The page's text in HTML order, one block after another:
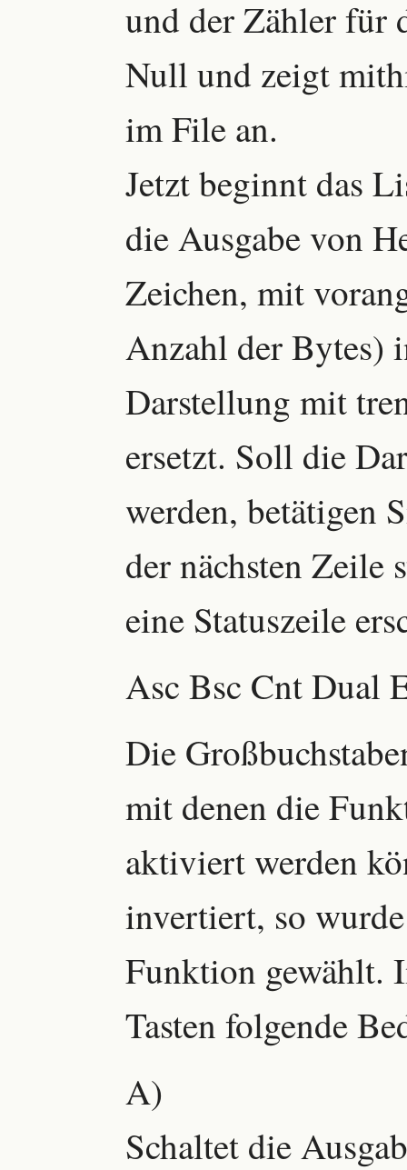
und der Zähler für
Null und zeigt
im File an.
Jetzt beginnt das
die Ausgabe von
Zeichen, mit
Anzahl der Bytes)
Darstellung mit
ersetzt. Soll die
werden, betätigen
der nächsten
eine Statuszeile
Asc Bsc Cnt Dual
Die
mit denen die
aktiviert werden
invertiert, so
Funktion gewählt.
Tasten folgende
A)
Schaltet die